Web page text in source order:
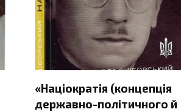
«Націократія (концепція
державно-політичного й